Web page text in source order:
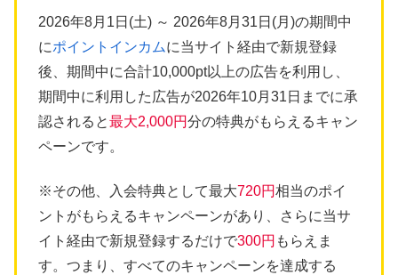
2026年8月1日(土) ～ 2026年8月31日(月)の期間中
にポイントインカムに当サイト経由で新規登録
後、期間中に合計10,000pt以上の広告を利用し、
期間中に利用した広告が2026年10月31日までに承
認されると最大2,000円分の特典がもらえるキャン
ペーンです。
※その他、入会特典として最大720円相当のポイ
ントがもらえるキャンペーンがあり、さらに当サ
イト経由で新規登録するだけで300円 もらえま
す。つまり、すべてのキャンペーンを達成する